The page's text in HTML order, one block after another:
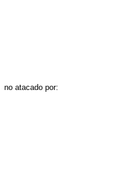
no atacado por: